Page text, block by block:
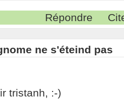
Répondre
ne s'éteind pas
tristanh, :-)